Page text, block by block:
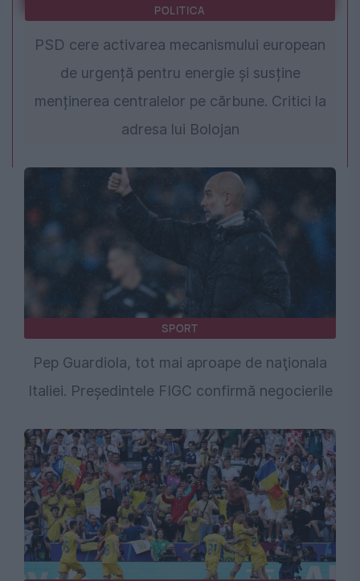
POLITICA
PSD cere activarea mecanismului european
de urgență pentru energie și susține
menținerea centralelor pe cărbune. Critici la
adresa lui Bolojan
SPORT
Pep Guardiola, tot mai aproape de naţionala
Italiei. Preşedintele FIGC confirmă negocierile